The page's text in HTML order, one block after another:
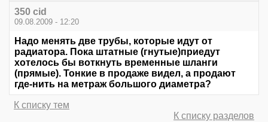
350 cid
09.08.2009 - 12:20
Надо менять две трубы, которые идут от
радиатора. Пока штатные (гнутые)приедут
хотелось бы воткнуть временные шланги
(прямые). Тонкие в продаже видел, а продают
где-нить на метраж большого диаметра?
К списку тем
К списку разделов